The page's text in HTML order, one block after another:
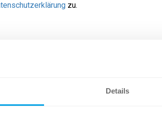
Details
zu.